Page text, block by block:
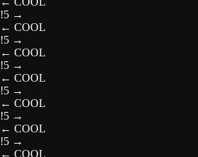
!5 →
← COOL
!5 →
← COOL
!5 →
← COOL
!5 →
← COOL
!5 →
← COOL
!5 →
← COOL